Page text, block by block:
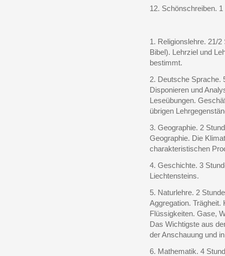
12. Schönschreiben. 1
1. Religionslehre. 21/
Bibel). Lehrziel und
bestimmt.
2. Deutsche Sprache.
Disponieren und
Leseübungen.
übrigen
3. Geographie. 2
Geographie. Die
charakteristischen
4. Geschichte. 3
Liechtensteins.
5. Naturlehre. 2
Aggregation. Trägheit.
Flüssigkeiten. Gase,
Das Wichtigste aus
der Anschauung und
6. Mathematik. 4